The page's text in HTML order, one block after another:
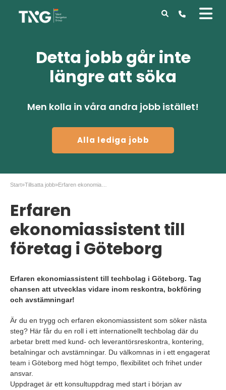
Detta jobb går inte
längre att söka
Men kolla in våra andra jobb istället!
Alla lediga jobb
Start»Tillsatta jobb»
Erfaren
ekonomiassistent till
företag i Göteborg
Erfaren ekonomiassistent till techbolag i Göteborg. Tag
chansen att utvecklas vidare inom reskontra, bokföring
och avstämningar!
Är du en trygg och erfaren ekonomiassistent som söker nästa
steg? Här får du en roll i ett internationellt techbolag där du
arbetar brett med kund- och leverantörsreskontra, kontering,
betalningar och avstämningar. Du välkomnas in i ett engagerat
team i Göteborg med högt tempo, flexibilitet och frihet under
ansvar.
Uppdraget är ett konsultuppdrag med start i början av